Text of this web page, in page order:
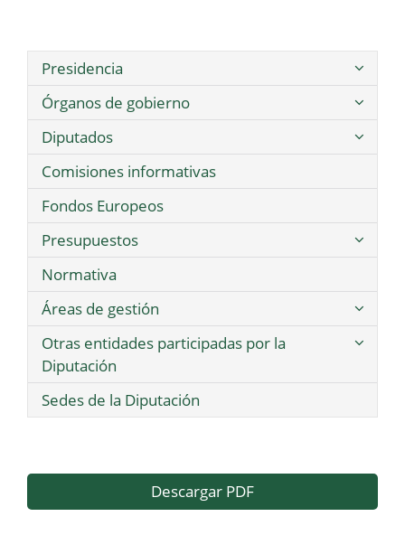
Presidencia
Órganos de gobierno
Diputados
Comisiones informativas
Fondos Europeos
Presupuestos
Normativa
Áreas de gestión
Otras entidades participadas por la
Diputación
Sedes de la Diputación
Descargar PDF